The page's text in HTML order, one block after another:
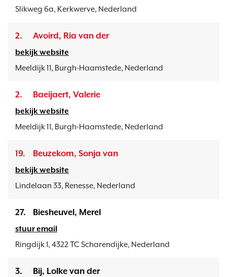
Slikweg 6a, Kerkwerve, Nederland
2. Avoird, Ria van der
bekijk website
Meeldijk 11, Burgh-Haamstede, Nederland
2. Baeijaert, Valerie
bekijk website
Meeldijk 11, Burgh-Haamstede, Nederland
19. Beuzekom, Sonja van
bekijk website
Lindelaan 33, Renesse, Nederland
27. Biesheuvel, Merel
stuur email
Ringdijk 1, 4322 TC Scharendijke, Nederland
3. Bij, Lolke van der